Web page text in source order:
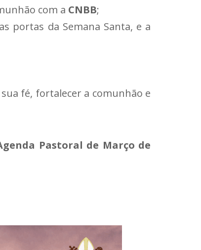
com a CNBB;
portas da Semana Santa, e a
fé, fortalecer a comunhão e
Pastoral de Março de